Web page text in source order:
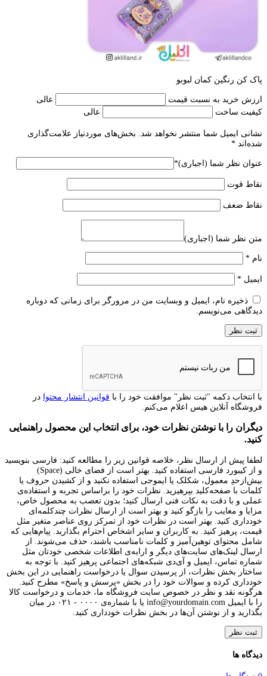
پاک کن رنگین کمان لبوبو
ارزش خرید به نسبت قیمت
عالی
کیفیت ساخت
عالی
نشانی ایمیل شما منتشر نخواهد شد.
بخش‌های موردنیاز علامت‌گذاری
شده‌اند *
عنوان نظر شما (اجباری)*
نقاط قوت
نقاط ضعف
متن نظر شما (اجباری)
نام *
ایمیل *
ذخیره نام، ایمیل و وبسایت من در مرورگر برای زمانی که دوباره
دیدگاهی می‌نویسم.
با انتخاب دکمه "ثبت نظر" موافقت خود را با قوانین انتشار محتوا در
فروشگاه آنلاین هیس اعلام می‌کنم.
دیگران را با نوشتن نظرات خود، برای انتخاب این محصول راهنمایی
کنید.
لطفا پیش از ارسال نظر، خلاصه قوانین زیر را مطالعه کنید: فارسی بنویسید
و از کیبورد فارسی استفاده کنید. بهتر است از فضای خالی (Space)
بیش‌از‌حدِ معمول، شکلک یا ایموجی استفاده نکنید و از کشیدن حروف یا
کلمات با صفحه‌کلید بپرهیزید. نظرات خود را براساس تجربه و استفاده‌ی
عملی و با دقت به نکات فنی ارسال کنید؛ بدون تعصب به محصول خاص،
مزایا و معایب را بازگو کنید و بهتر است از ارسال نظرات چندکلمه‌‌ای
خودداری کنید. بهتر است در نظرات خود از تمرکز روی عناصر متغیر مثل
قیمت، پرهیز کنید. به کاربران و سایر اشخاص احترام بگذارید. پیام‌هایی که
شامل محتوای توهین‌آمیز و کلمات نامناسب باشند، حذف می‌شوند. از
ارسال لینک‌های سایت‌های دیگر و ارایه‌ی اطلاعات شخصی خودتان مثل
شماره تماس، ایمیل و آی‌دی شبکه‌های اجتماعی پرهیز کنید. با توجه به
ساختار بخش نظرات، از پرسیدن سوال یا درخواست راهنمایی در این بخش
خودداری کرده و سوالات خود را در بخش «پرسش و پاسخ» مطرح کنید.
هرگونه نقد و نظر در خصوص سایت فروشگاه ما، خدمات و درخواست کالا
را با ایمیل info@yourdomain.com یا با شماره‌ی ۰۰۰۰ - ۰۲۱ در میان
بگذارید و از نوشتن آن‌ها در بخش نظرات خودداری کنید.
ثبت نظر
دیدگاه ها